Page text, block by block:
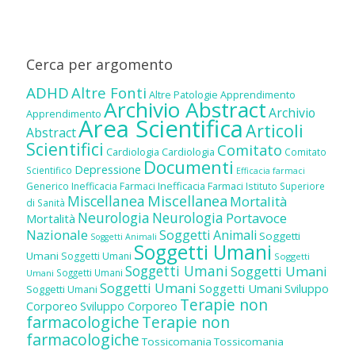
Cerca per argomento
ADHDAltre Fonti Altre Patologie Apprendimento
Apprendimento Archivio AbstractArchivio
AbstractArea ScientificaArticoli
Scientifici Cardiologia Cardiologia Comitato Comitato
Scientifico Depressione Documenti Efficacia farmaci
Generico Inefficacia Farmaci Inefficacia Farmaci Istituto Superiore
di Sanità Miscellanea Miscellanea Mortalità
Mortalità Neurologia Neurologia Portavoce
Nazionale Soggetti Animali Soggetti Animali Soggetti
Umani Soggetti Umani Soggetti Umani Soggetti
Umani Soggetti Umani Soggetti UmaniSoggetti Umani
Soggetti Umani Soggetti Umani Soggetti Umani Sviluppo
Corporeo Sviluppo Corporeo Terapie non
farmacologicheTerapie non
farmacologiche Tossicomania Tossicomania